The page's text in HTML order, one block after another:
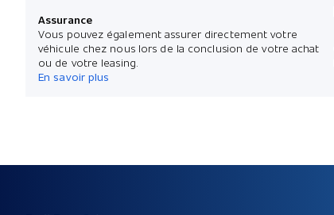
Assurance
Vous pouvez également assurer directement votre
véhicule chez nous lors de la conclusion de votre achat
ou de votre leasing.
En savoir plus